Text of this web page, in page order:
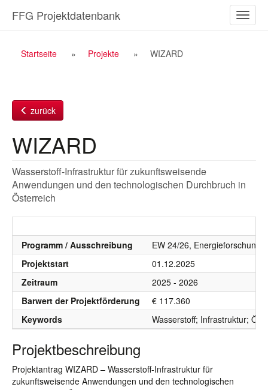
Inhalt
ein-/
FFG Projektdatenbank
Breadcrumb
Startseite Projekte WIZARD
zurück
WIZARD
Wasserstoff-Infrastruktur für zukunftsweisende
Anwendungen und den technologischen Durchbruch in
Österreich
Programm / Ausschreibung
EW 24/26, Energieforschung
Projektstart
01.12.2025
Zeitraum
2025 - 2026
Barwert der Projektförderung
€ 117.360
Keywords
Wasserstoff; Infrastruktur;
Projektbeschreibung
Projektantrag WIZARD – Wasserstoff-Infrastruktur für
zukunftsweisende Anwendungen und den technologischen